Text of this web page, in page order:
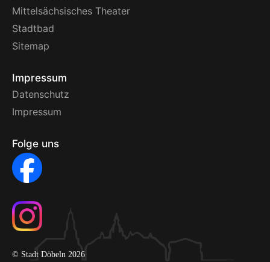
Mittelsächsisches Theater
Stadtbad
Sitemap
Impressum
Datenschutz
Impressum
Folge uns
© Stadt Döbeln 2026